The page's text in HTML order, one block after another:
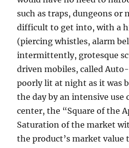
such as traps, dungeons or
difficult to get into, with a
(piercing whistles, alarm
intermittently, grotesque
driven mobiles, called
poorly lit at night as it was
the day by an intensive
center, the “Square of the
Saturation of the market
the product’s market value